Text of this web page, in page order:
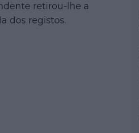
retirou-lhe a
dos registos.